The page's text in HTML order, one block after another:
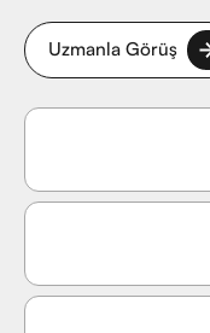
Uzmanla Görüş